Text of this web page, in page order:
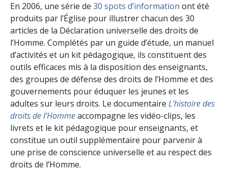
En 2006, une série de 30 spots d’information ont été
produits par l’Église pour illustrer chacun des 30
articles de la Déclaration universelle des droits de
l’Homme. Complétés par un guide d’étude, un manuel
d’activités et un kit pédagogique, ils constituent des
outils efficaces mis à la disposition des enseignants,
des groupes de défense des droits de l’Homme et des
gouvernements pour éduquer les jeunes et les
adultes sur leurs droits. Le documentaire L’histoire des
droits de l’Hommeaccompagne les vidéo-clips, les
livrets et le kit pédagogique pour enseignants, et
constitue un outil supplémentaire pour parvenir à
une prise de conscience universelle et au respect des
droits de l’Homme.